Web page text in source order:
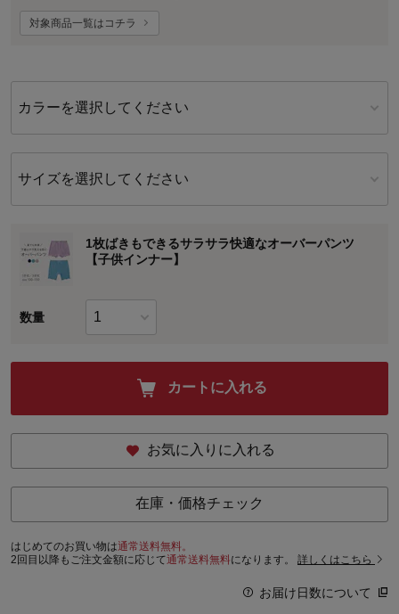
対象商品一覧はコチラ
カラーを選択してください
サイズを選択してください
1枚ばきもできるサラサラ快適なオーバーパンツ
【子供インナー】
数量
カートに入れる
お気に入りに入れる
在庫・価格チェック
はじめてのお買い物は通常送料無料。
2回目以降もご注文金額に応じて通常送料無料になります。 詳しくはこちら
お届け日数について